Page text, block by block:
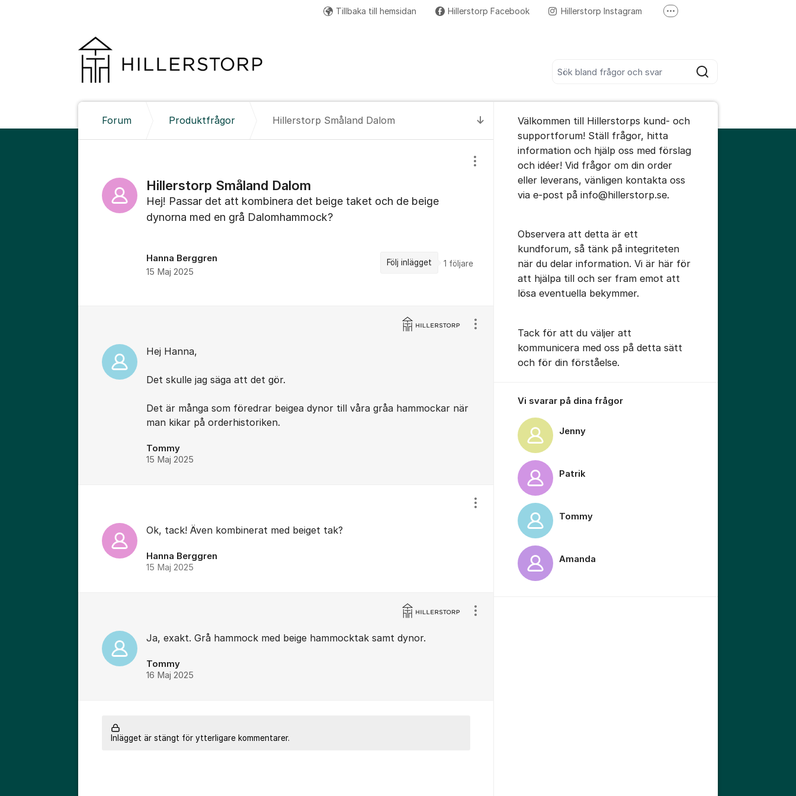
Sök
Tillbaka till hemsidan Hillerstorp Facebook Hillerstorp Instagram Fler supportlänkar
Till senaste kommentaren
Forum Produktfrågor Hillerstorp Småland Dalom
Hillerstorp Småland Dalom
Visa/dölj inställningar för inlägg/kommentar
Hej! Passar det att kombinera det beige taket och de beige
dynorna med en grå Dalomhammock?
Hanna Berggren
15 Maj 2025
Följ inlägget 1 följare
Hej Hanna,
Det skulle jag säga att det gör.
Det är många som föredrar beigea dynor till våra gråa hammockar när
man kikar på orderhistoriken.
Tommy
15 Maj 2025
Visa/dölj inställningar för inlägg/kommentar
Ok, tack! Även kombinerat med beiget tak?
Hanna Berggren
15 Maj 2025
Visa/dölj inställningar för inlägg/kommentar
Ja, exakt. Grå hammock med beige hammocktak samt dynor.
Tommy
16 Maj 2025
Visa/dölj inställningar för inlägg/kommentar
Inlägget är stängt för ytterligare kommentarer.
Välkommen till Hillerstorps kund- och
supportforum! Ställ frågor, hitta
information och hjälp oss med förslag
och idéer! Vid frågor om din order
eller leverans, vänligen kontakta oss
via e-post på info@hillerstorp.se.
Observera att detta är ett
kundforum, så tänk på integriteten
när du delar information. Vi är här för
att hjälpa till och ser fram emot att
lösa eventuella bekymmer.
Tack för att du väljer att
kommunicera med oss på detta sätt
och för din förståelse.
Vi svarar på dina frågor
Jenny
Patrik
Tommy
Amanda